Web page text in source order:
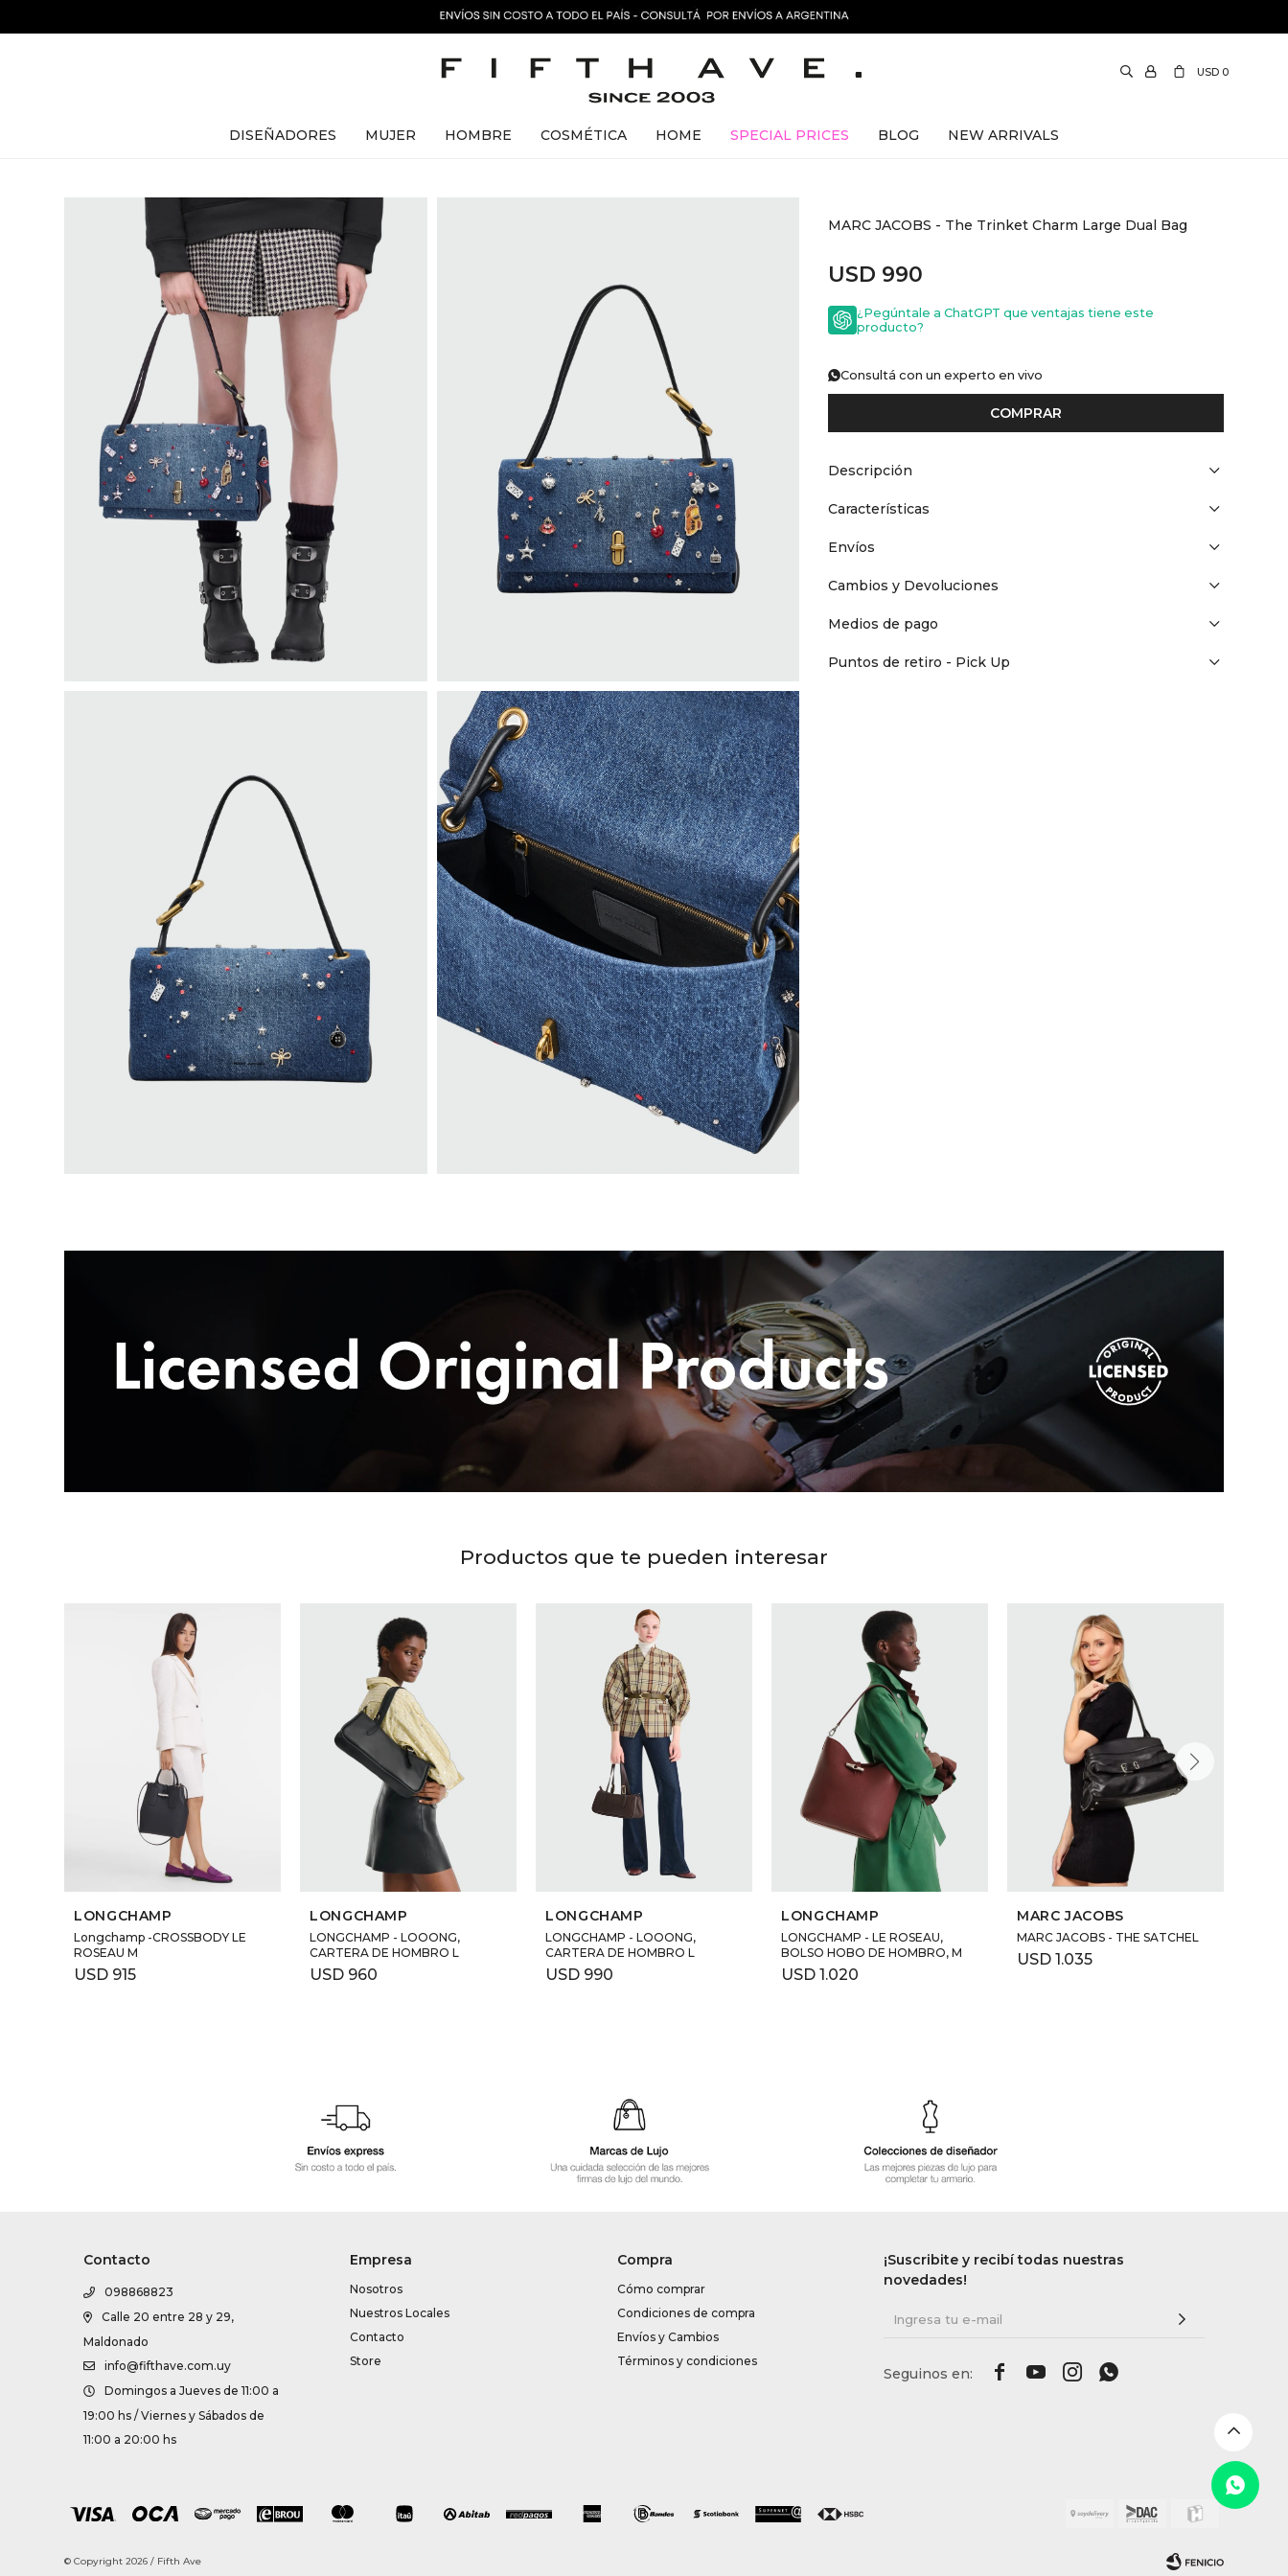
DISEÑADORES MUJER HOMBRE COSMÉTICA HOME SPECIAL PRICES BLOG NEW ARRIVALS
USD 0
MARC JACOBS - The Trinket Charm Large Dual Bag
USD 990
¿Pegúntale a ChatGPT que ventajas tiene este
producto?
Consultá con un experto en vivo
COMPRAR
Descripción
Características
Envíos
Cambios y Devoluciones
Medios de pago
Puntos de retiro - Pick Up
Productos que te pueden interesar
LONGCHAMP
Longchamp -CROSSBODY LE
ROSEAU M
USD 915
LONGCHAMP
LONGCHAMP - LOOONG,
CARTERA DE HOMBRO L
USD 960
LONGCHAMP
LONGCHAMP - LOOONG,
CARTERA DE HOMBRO L
USD 990
LONGCHAMP
LONGCHAMP - LE ROSEAU,
BOLSO HOBO DE HOMBRO, M
USD 1.020
MARC JACOBS
MARC JACOBS - THE SATCHEL
USD 1.035
Contacto
098868823
Calle 20 entre 28 y 29,
Maldonado
info@fifthave.com.uy
Domingos a Jueves de 11:00 a
19:00 hs / Viernes y Sábados de
11:00 a 20:00 hs
Empresa
Nosotros
Nuestros Locales
Contacto
Store
Compra
Cómo comprar
Condiciones de compra
Envíos y Cambios
Términos y condiciones
¡Suscribite y recibí todas nuestras
novedades!
   
© Copyright 2026 / Fifth Ave